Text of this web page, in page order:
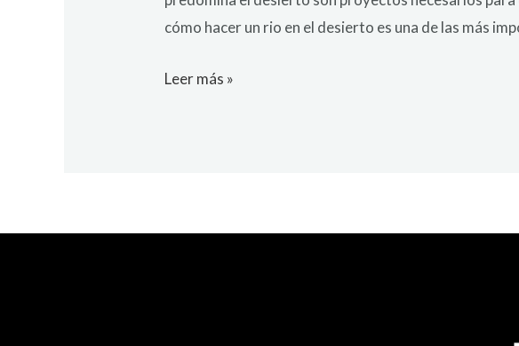
cómo hacer un rio en el desierto es una de las más
Leer más »